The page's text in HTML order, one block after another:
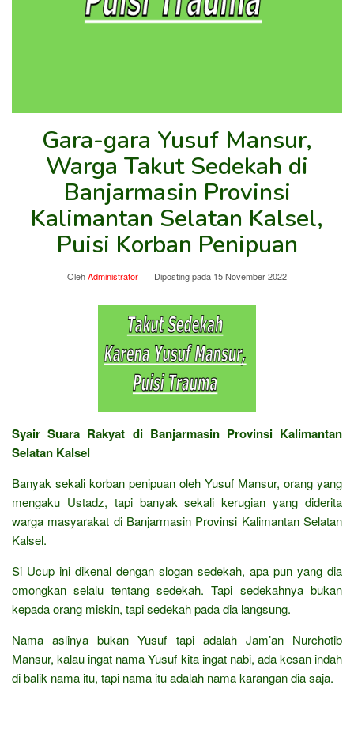
Gara-gara Yusuf Mansur,
Warga Takut Sedekah di
Banjarmasin Provinsi
Kalimantan Selatan Kalsel,
Puisi Korban Penipuan
OlehAdministrator Diposting pada 15 November 2022
Syair Suara Rakyat di Banjarmasin Provinsi Kalimantan
Selatan Kalsel
Banyak sekali korban penipuan oleh Yusuf Mansur, orang yang
mengaku Ustadz, tapi banyak sekali kerugian yang diderita
warga masyarakat di Banjarmasin Provinsi Kalimantan Selatan
Kalsel.
Si Ucup ini dikenal dengan slogan sedekah, apa pun yang dia
omongkan selalu tentang sedekah. Tapi sedekahnya bukan
kepada orang miskin, tapi sedekah pada dia langsung.
Nama aslinya bukan Yusuf tapi adalah Jam’an Nurchotib
Mansur, kalau ingat nama Yusuf kita ingat nabi, ada kesan indah
di balik nama itu, tapi nama itu adalah nama karangan dia saja.